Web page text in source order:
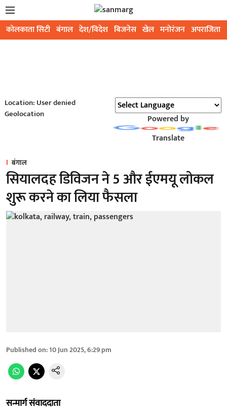
कोलकाता सिटी बंगाल देश/विदेश बिजनेस खेल मनोरंजन अपराजिता
Location: User denied
Geolocation
Powered by
Translate
बंगाल
सियालदह डिविजन ने 5 और ईएमयू लोकल
शुरू करने का लिया फैसला
Published on:10 Jun 2025, 6:29 pm
सन्मार्ग संवाददाता